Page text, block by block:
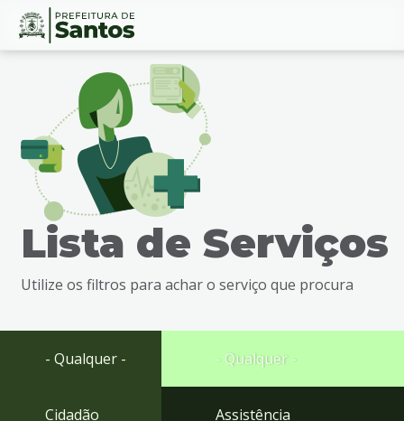
Ir
busca
Ir
Conteúdo
Lista de Serviços
Utilize os filtros para achar o serviço que procura
- Qualquer -
Cidadão
- Qualquer -
Assistência